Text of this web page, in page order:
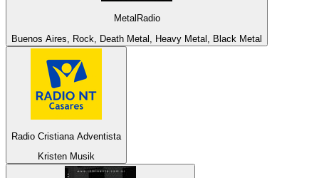
MetalRadio
Buenos Aires, Rock, Death Metal, Heavy Metal, Black Metal
Radio Cristiana Adventista
Kristen Musik